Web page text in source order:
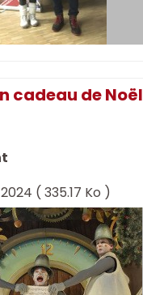
cadeau de Noël
( 335.17 Ko )